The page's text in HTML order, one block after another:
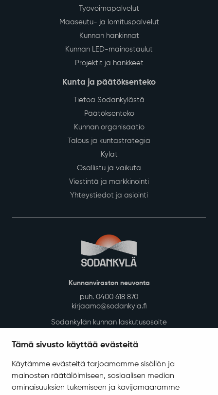
Tämä sivusto käyttää evästeitä
Käytämme evästeitä tarjoamamme sisällön ja
mainosten räätälöimiseen, sosiaalisen median
ominaisuuksien tukemiseen ja kävijämäärämme
Työvoimapalvelut
Maaseutu- ja lomituspalvelut
Kunnan hankinnat
Kunnan LED-mainostaulut
Projektit ja hankkeet
Kunta ja päätöksenteko
Tietoa Sodankylästä
Päätöksenteko
Kunnan organisaatio
Talous ja kuntastrategia
Kylät
Osallistu ja vaikuta
Viestintä ja markkinointi
Yhteystiedot ja asiointi
Kunnanviraston neuvonta
puh. 0400 618 870
kirjaamo@sodankyla.fi
Sodankylän kunnan laskutusosoite
Asiakirjajulkisuuskuvaus
Evästeiden hallinta